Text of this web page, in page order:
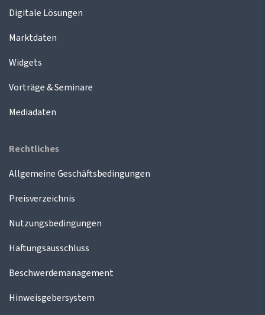
Digitale Lösungen
Marktdaten
Widgets
Vorträge & Seminare
Mediadaten
Rechtliches
Allgemeine Geschäftsbedingungen
Preisverzeichnis
Nutzungsbedingungen
Haftungsausschluss
Beschwerdemanagement
Hinweisgebersystem